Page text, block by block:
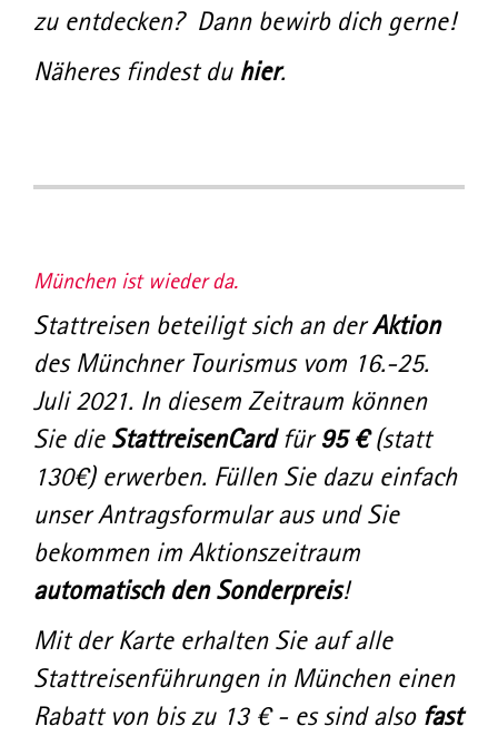
zu entdecken? Dann bewirb dich gerne!
Näheres findest du hier.
München ist wieder da.
Stattreisen beteiligt sich an derAktion
des Münchner Tourismus vom 16.-25.
Juli 2021. In diesem Zeitraum können
Sie die StattreisenCardfür95 €(statt
130€) erwerben. Füllen Sie dazu einfach
unser Antragsformular aus und Sie
bekommen im Aktionszeitraum
automatisch den Sonderpreis!
Mit der Karte erhalten Sie auf alle
Stattreisenführungen in München einen
Rabatt von bis zu 13 € - es sind also fast